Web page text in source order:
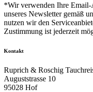
*Wir verwenden Ihre Email-
unseres Newsletter gemäß
nutzen wir den
Zustimmung ist jederzeit
Kontakt
Ruprich & Roschig
Auguststrasse 10
95028 Hof